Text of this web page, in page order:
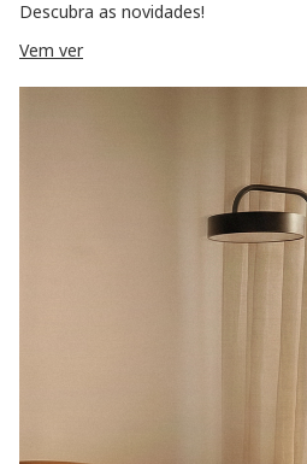
Descubra as novidades!
Vem ver